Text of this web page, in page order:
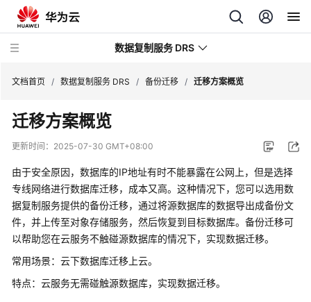
数据复制服务 DRS
最
新
态
产
品
介
计
文档首页 / 数据复制服务 DRS / 备份迁移 / 迁移方案概览
迁移方案概览
更新时间： 2025-07-30 GMT+08:00
由于安全原因，数据库的IP地址有时不能暴露在公网上，但是选择
专线网络进行数据库迁移，成本又高。这种情况下，您可以选用数
据复制服务提供的备份迁移，通过将源数据库的数据导出成备份文
件，并上传至对象存储服务，然后恢复到目标数据库。备份迁移可
以帮助您在云服务不触碰源数据库的情况下，实现数据迁移。
常用场景：云下数据库迁移上云。
特点：云服务无需碰触源数据库，实现数据迁移。